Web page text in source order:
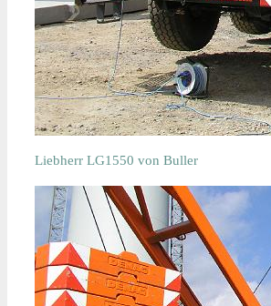
Liebherr LG1550 von Buller